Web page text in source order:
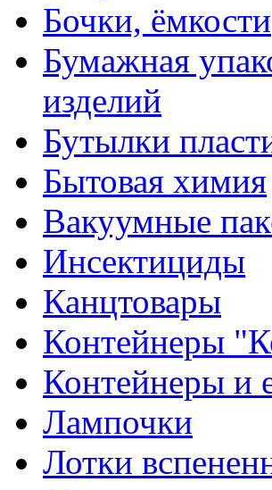
Бочки, ёмкости
Бумажная
изделий
Бутылки
Бытовая химия
Вакуумные
Инсектициды
Канцтовары
Контейнеры
Контейнеры и
Лампочки
Лотки